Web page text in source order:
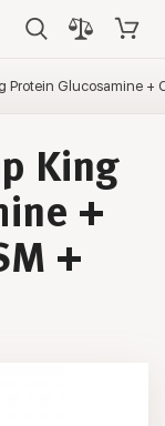
и связки
Protein Glucosamine
King
+
+